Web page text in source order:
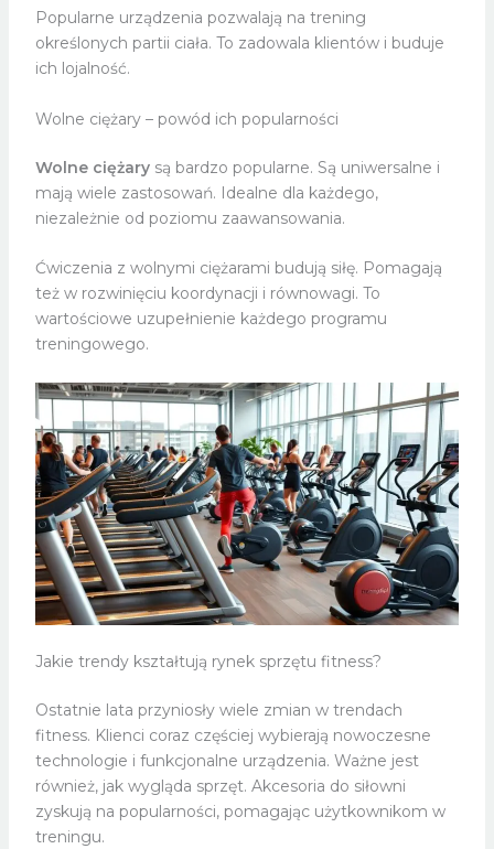
Popularne urządzenia pozwalają na trening
określonych partii ciała. To zadowala klientów i buduje
ich lojalność.
Wolne ciężary – powód ich popularności
Wolne ciężarysą bardzo popularne. Są uniwersalne i
mają wiele zastosowań. Idealne dla każdego,
niezależnie od poziomu zaawansowania.
Ćwiczenia z wolnymi ciężarami budują siłę. Pomagają
też w rozwinięciu koordynacji i równowagi. To
wartościowe uzupełnienie każdego programu
treningowego.
Jakie trendy kształtują rynek sprzętu fitness?
Ostatnie lata przyniosły wiele zmian w trendach
fitness. Klienci coraz częściej wybierają nowoczesne
technologie i funkcjonalne urządzenia. Ważne jest
również, jak wygląda sprzęt. Akcesoria do siłowni
zyskują na popularności, pomagając użytkownikom w
treningu.